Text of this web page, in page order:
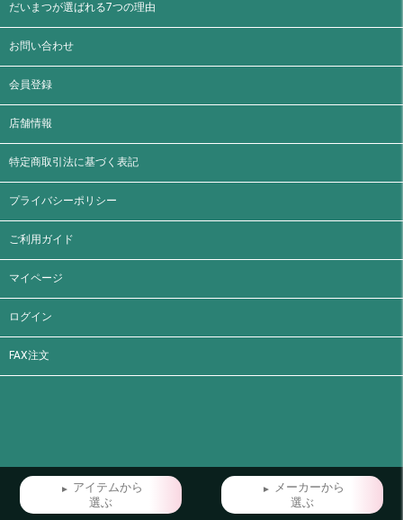
だいまつが選ばれる7つの理由
お問い合わせ
会員登録
店舗情報
特定商取引法に基づく表記
プライバシーポリシー
ご利用ガイド
マイページ
ログイン
FAX注文
アイテムから
選ぶ
メーカーから
選ぶ